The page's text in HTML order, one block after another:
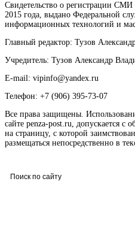
Свидетельство о регистрации
2015 года, выдано Федеральной
информационных технологий и
Главный редактор: Тузов
Учредитель: Тузов Александр
E-mail: vipinfo@yandex.ru
Телефон: +7 (906) 395-73-07
Все права защищены.
сайте penza-post.ru, допускается с
на страницу, с которой
размещаться непосредственно в